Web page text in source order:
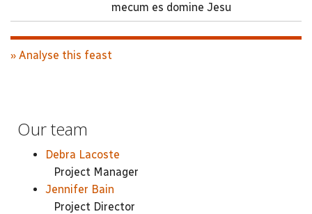
mecum es domine Jesu
» Analyse this feast
Our team
Debra Lacoste
Project Manager
Jennifer Bain
Project Director